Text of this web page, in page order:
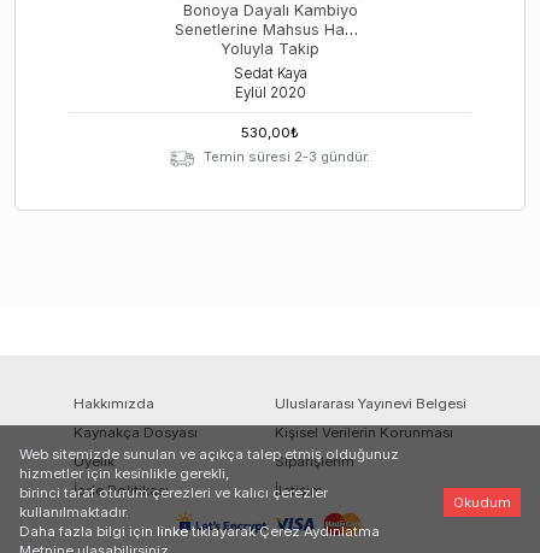
Bonoya Dayalı Kambiyo
Senetlerine Mahsus Haciz
Yoluyla Takip
Sedat Kaya
Eylül 2020
530,00₺
Temin süresi 2-3 gündür.
Hakkımızda
Uluslararası Yayınevi Belgesi
Kaynakça Dosyası
Kişisel Verilerin Korunması
Üyelik
Siparişlerim
İade Politikası
İletişim
Web sitemizde sunulan ve açıkça talep etmiş olduğunuz
hizmetler için kesinlikle gerekli,
birinci taraf oturum çerezleri ve kalıcı çerezler
kullanılmaktadır.
Daha fazla bilgi için linke tıklayarak Çerez Aydınlatma
Okudum